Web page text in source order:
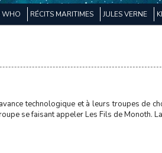
WHO RÉCITS MARITIMES JULES VERNE
technologique et à leurs troupes de
se faisant appeler Les Fils de Monoth.